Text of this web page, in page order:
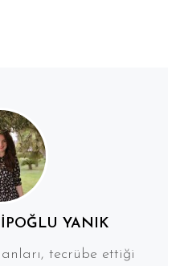
YANIK
tecrübe ettiği